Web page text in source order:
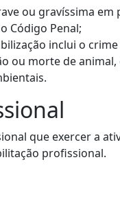
ou gravíssima
Código Penal;
inclui o
ou morte de
que exercer a
profissional.